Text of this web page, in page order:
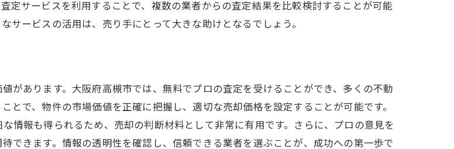
定サービスを利用することで、複数の業者からの査定結果を比較検討することが可能
サービスの活用は、売り手にとって大きな助けとなるでしょう。
があります。大阪府高槻市では、無料でプロの査定を受けることができ、多くの不動
とで、物件の市場価値を正確に把握し、適切な売却価格を設定することが可能です。
情報も得られるため、売却の判断材料として非常に有用です。さらに、プロの意見を
できます。情報の透明性を確認し、信頼できる業者を選ぶことが、成功への第一歩で